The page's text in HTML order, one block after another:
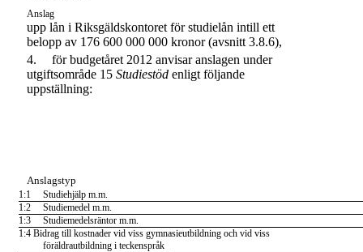
Anslag
upp lån i Riksgäldskontoret för studielån intill ett
belopp av 176 600 000 000 kronor (avsnitt 3.8.6),
4.
för budgetåret 2012 anvisar anslagen under
utgiftsområde 15 Studiestöd enligt följande
uppställning:
Anslagstyp
1:1
Studiehjälp m.m.
1:2
Studiemedel m.m.
1:3
Studiemedelsräntor m.m.
1:4 Bidrag till kostnader vid viss gymnasieutbildning och vid viss
föräldrautbildning i teckenspråk